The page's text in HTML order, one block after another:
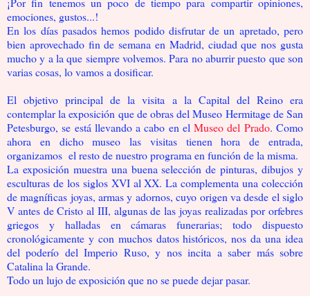
emociones, gustos...!
En los días pasados hemos podido disfrutar de un apretado, pero
bien aprovechado fin de semana en Madrid, ciudad que nos gusta
mucho y a la que siempre volvemos. Para no aburrir puesto que son
varias cosas, lo vamos a dosificar.
El objetivo principal de la visita a la Capital del Reino era
contemplar la exposición que de obras del Museo Hermitage de San
Petesburgo, se está llevando a cabo en elMuseo del Prado. Como
ahora en dicho museo las visitas tienen hora de entrada,
organizamos el resto de nuestro programa en función de la misma.
La exposición muestra una buena selección de pinturas, dibujos y
esculturas de los siglos XVI al XX. La complementa una colección
de magníficas joyas, armas y adornos, cuyo origen va desde el siglo
V antes de Cristo al III, algunas de las joyas realizadas por orfebres
griegos y halladas en cámaras funerarias; todo dispuesto
cronológicamente y con muchos datos históricos, nos da una idea
del poderío del Imperio Ruso, y nos incita a saber más sobre
Catalina la Grande.
Todo un lujo de exposición que no se puede dejar pasar.